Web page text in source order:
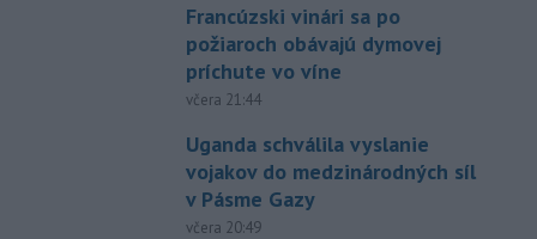
Francúzski vinári sa po
požiaroch obávajú dymovej
príchute vo víne
včera 21:44
Uganda schválila vyslanie
vojakov do medzinárodných síl
v Pásme Gazy
včera 20:49